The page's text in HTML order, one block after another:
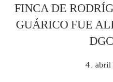
FINCA DE
GUÁRICO FUE
4 abril